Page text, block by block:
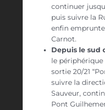
continuer
puis suivre la
enfin
Carnot.
Depuis le sud
le périphérique
sortie 20/21
suivre la
Sauveur,
Pont